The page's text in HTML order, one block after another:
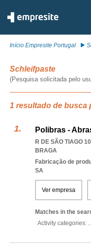
Início Empresite Portugal
Schleifpaste
(Pesquisa solicitada pelo
1 resultado de busca
Polibras -
R DE SÃO TIAGO
BRAGA
Fabricação de
SA
Ver empresa
Matches in the
Activity categories: